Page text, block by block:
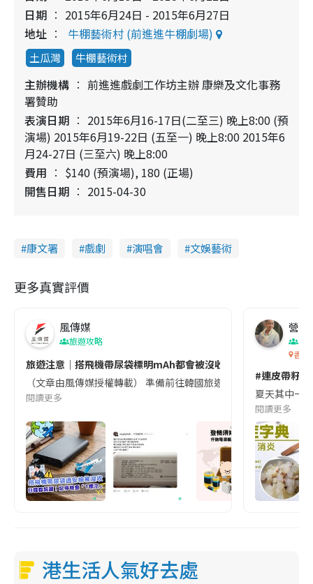
日期
2015年6月24日 - 2015年6月27日
地址
牛棚藝術村 (前進進牛棚劇場)
土瓜灣 牛棚藝術村
主辦機構
前進進戲劇工作坊主辦 康樂及文化事務
署贊助
表演日期
2015年6月16-17日(二至三) 晚上8:00 (預
演場) 2015年6月19-22日 (五至一) 晚上8:00 2015年6
月24-27日 (三至六) 晚上8:00
費用
$140 (預演場), 180 (正場)
開售日期
2015-04-30
康文署 戲劇 演唱會 文娛藝術
更多真實評價
風傳媒
旅遊攻略
旅遊注意｜搭飛機帶尿袋標明mAh都會被沒收😱出發前切記檢查
（文章由風傳媒授權轉載） 準備前往韓國旅遊的民眾，近期要
閱讀更多
營養
香港
#連皮帶籽
夏天其中一
閱讀更多
港生活人氣好去處